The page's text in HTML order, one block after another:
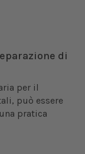
di
per il
può essere
pratica